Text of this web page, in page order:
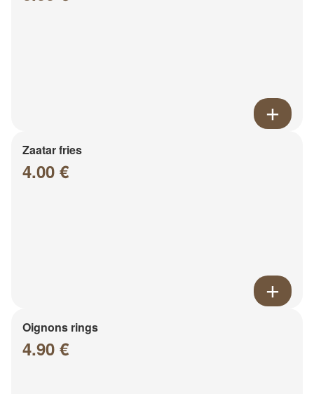
Zaatar fries
4.00 €
Oignons rings
4.90 €